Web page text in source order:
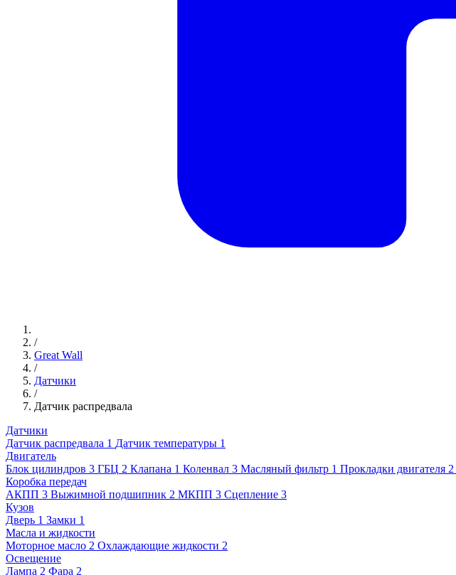
/
Great Wall
/
Датчики
/
Датчик распредвала
Датчики
Датчик распредвала 1 Датчик температуры 1
Двигатель
Блок цилиндров 3 ГБЦ 2 Клапана 1 Коленвал 3 Масляный фильтр 1 Прокладки двигателя 2
Коробка передач
АКПП 3 Выжимной подшипник 2 МКПП 3 Сцепление 3
Кузов
Дверь 1 Замки 1
Масла и жидкости
Моторное масло 2 Охлаждающие жидкости 2
Освещение
Лампа 2 Фара 2